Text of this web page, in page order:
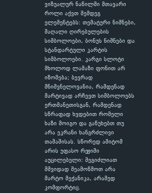
ვიზუალურ ნაწილში მთავარი
როლი აქვთ შემდეგ
ელემენტებს: თემატური ნიშნები,
მაღალი ღირებულების
სიმბოლოები, ბონუს ნიშნები და
სტანდარტული კარტის
სიმბოლოები. კარგი სლოტი
მხოლოდ ლამაზი ფონით არ
იზომება; ბევრად
მნიშვნელოვანია, რამდენად
მარტივად არჩევთ სიმბოლოებს
ერთმანეთისგან, რამდენად
სწრაფად ხვდებით რომელი
ხაზი მოიგო და გაწუხებთ თუ
არა ეკრანი ხანგრძლივი
თამაშისას. სწორედ ამიტომ
არის უფასო რეჟიმი
აუცილებელი: შეგიძლიათ
მშვიდად შეამოწმოთ არა
მარტო მექანიკა, არამედ
კომფორტიც.